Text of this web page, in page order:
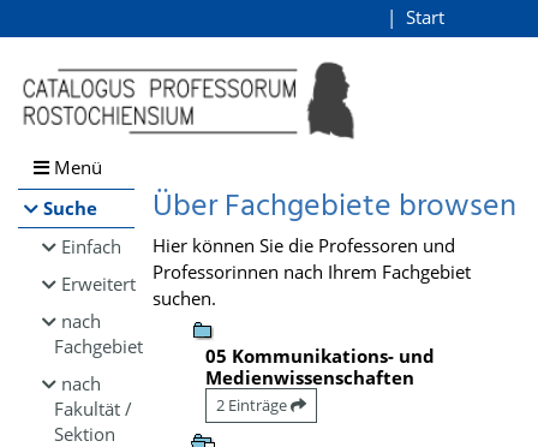
Browsen
direkt zum Inhalt
Start
Menü
Suche
Einfach
Erweitert
nach
Fachgebiet
nach
Fakultät /
Sektion
Über Fachgebiete browsen
Hier können Sie die Professoren und
Professorinnen nach Ihrem Fachgebiet
suchen.
05 Kommunikations- und
Medienwissenschaften
2 Einträge